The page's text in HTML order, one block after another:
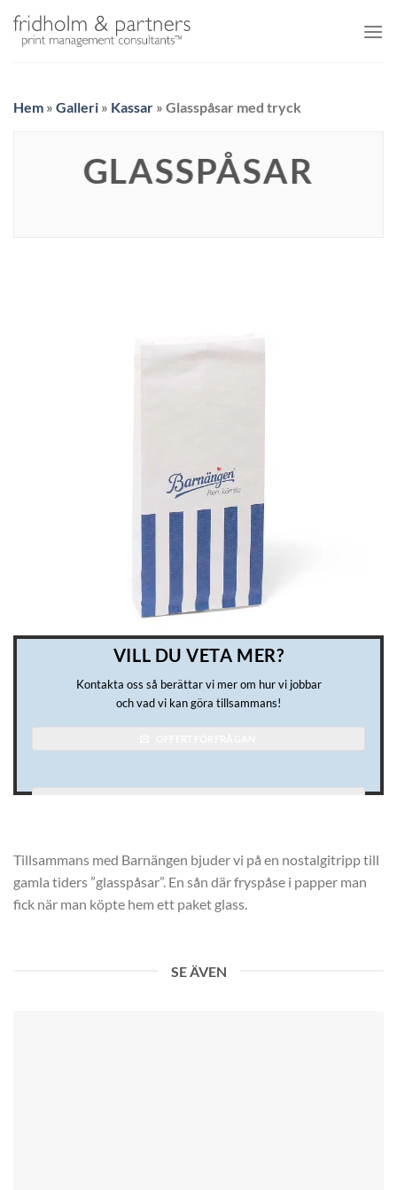
Hem » Galleri » Kassar » Glasspåsar med tryck
GLASSPÅSAR
VILL DU VETA MER?
Kontakta oss så berättar vi mer om hur vi jobbar
och vad vi kan göra tillsammans!
Tillsammans med Barnängen bjuder vi på en nostalgitripp till
gamla tiders ”glasspåsar”. En sån där fryspåse i papper man
fick när man köpte hem ett paket glass.
SE ÄVEN